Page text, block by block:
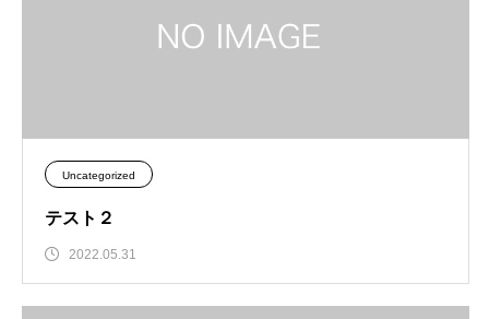
Uncategorized
テスト２
2022.05.31